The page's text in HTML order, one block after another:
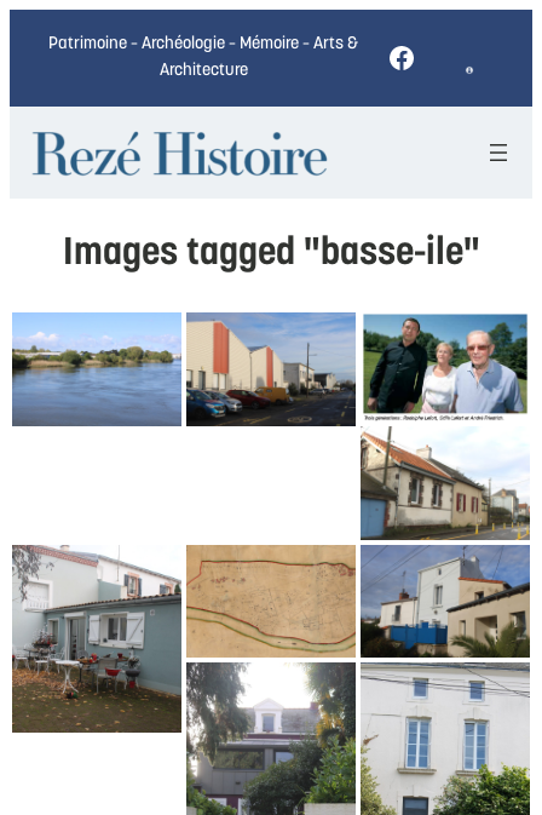
Patrimoine – Archéologie – Mémoire – Arts &
Architecture
Facebook
Images tagged "basse-ile"